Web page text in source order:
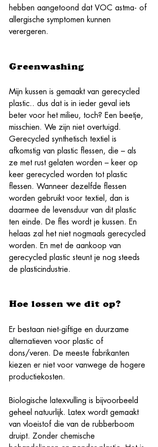
hebben aangetoond dat VOC astma- of
allergische symptomen kunnen
verergeren.
Greenwashing
Mijn kussen is gemaakt van gerecycled
plastic.. dus dat is in ieder geval iets
beter voor het milieu, toch? Een beetje,
misschien. We zijn niet overtuigd.
Gerecycled synthetisch textiel is
afkomstig van plastic flessen, die – als
ze met rust gelaten worden – keer op
keer gerecycled worden tot plastic
flessen. Wanneer dezelfde flessen
worden gebruikt voor textiel, dan is
daarmee de levensduur van dit plastic
ten einde. De fles wordt je kussen. En
helaas zal het niet nogmaals gerecycled
worden. En met de aankoop van
gerecycled plastic steunt je nog steeds
de plasticindustrie.
Hoe lossen we dit op?
Er bestaan ​​niet-giftige en duurzame
alternatieven voor plastic of
dons/veren. De meeste fabrikanten
kiezen er niet voor vanwege de hogere
productiekosten.
Biologische latexvulling is bijvoorbeeld
geheel natuurlijk. Latex wordt gemaakt
van vloeistof die van de rubberboom
druipt. Zonder chemische